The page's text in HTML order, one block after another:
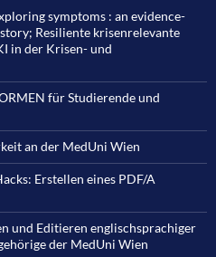
symptoms : an evidence-
Resiliente krisenrelevante
in der Krisen- und
für Studierende und
an der MedUni Wien
Erstellen eines PDF/A
und Editieren englischsprachiger
der MedUni Wien